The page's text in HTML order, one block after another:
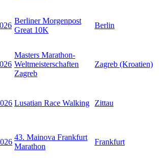
Berliner Morgenpost
Great 10K
Berlin
Masters Marathon-
Weltmeisterschaften
Zagreb
Zagreb (Kroatien)
Lusatian Race Walking Zittau
43. Mainova Frankfurt
Marathon
Frankfurt